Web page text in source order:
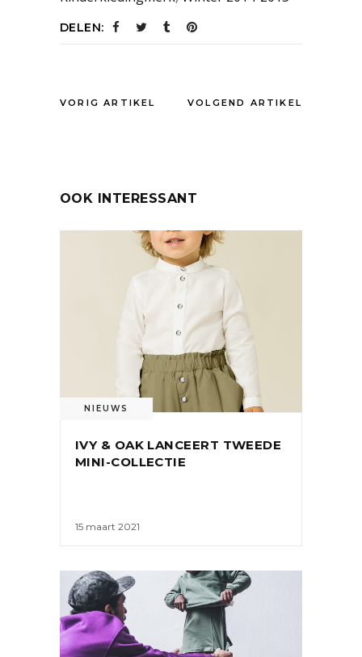
DELEN:
VORIG ARTIKEL VOLGEND ARTIKEL
OOK INTERESSANT
NIEUWS
IVY & OAK LANCEERT TWEEDE
MINI-COLLECTIE
15 maart 2021